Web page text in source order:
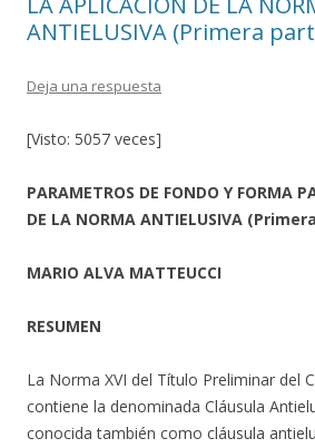
ANTIELUSIVA (Primera
Deja una respuesta
[Visto: 5057 veces]
PARAMETROS DE FONDO Y FORMA
DE LA NORMA ANTIELUSIVA
MARIO ALVA MATTEUCCI
RESUMEN
La Norma XVI del Título Preliminar del
contiene la denominada Cláusula
conocida también como cláusula